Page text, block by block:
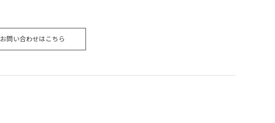
お問い合わせはこちら